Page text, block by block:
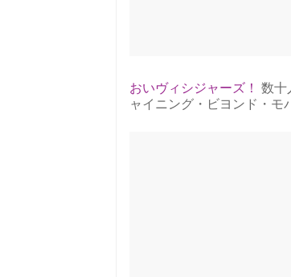
おいヴィシジャーズ！
数十
ャイニング・ビヨンド・モ